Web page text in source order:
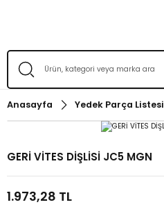
Anasayfa Yedek Parça Listesi
GERİ VİTES DİŞLİSİ JC5 MGN
1.973,28 TL